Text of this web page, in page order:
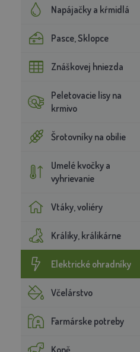
Napájačky a kŕmidlá
Pasce, Sklopce
Znáškovej hniezda
Peletovacie lisy na
krmivo
Šrotovníky na obilie
Umelé kvočky a
vyhrievanie
Vtáky, voliéry
Králiky, králikárne
Elektrické ohradníky
Včelárstvo
Farmárske potreby
Koně